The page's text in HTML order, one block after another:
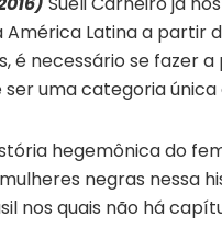
Latina a partir
é necessário se fazer
uma categoria única
hegemônica do
negras nessa
nos quais não há